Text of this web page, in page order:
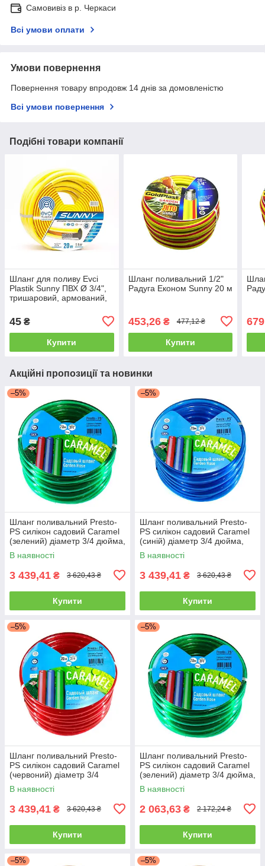
Самовивіз в р. Черкаси
Всі умови оплати
Умови повернення
Повернення товару впродовж 14 днів за домовленістю
Всі умови повернення
Подібні товари компанії
Шланг для поливу Evci
Plastik Sunny ПВХ Ø 3/4",
тришаровий, армований,
45 ₴
Купити
Шланг поливальний 1/2"
Радуга Економ Sunny 20 м
453,26₴ 477,12 ₴
Купити
Акційні пропозиції та новинки
–5%
Шланг поливальний Presto-
PS силікон садовий Caramel
(зелений) діаметр 3/4 дюйма,
довжина 50 м (CAR-3/4 50)
В наявності
3 439,41 ₴ 3 620,43 ₴
Купити
–5%
Шланг поливальний Presto-
PS силікон садовий Caramel
(синій) діаметр 3/4 дюйма,
довжина 50 м (CAR B-3/4 50)
В наявності
3 439,41 ₴ 3 620,43 ₴
Купити
–5%
Шланг поливальний Presto-
PS силікон садовий Caramel
(червоний) діаметр 3/4
дюйма, довжина 50 м (SE-3/4
50)
В наявності
3 439,41 ₴ 3 620,43 ₴
Купити
–5%
Шланг поливальний Presto-
PS силікон садовий Caramel
(зелений) діаметр 3/4 дюйма,
довжина 30 м (CAR-3/4 30)
В наявності
2 063,63 ₴ 2 172,24 ₴
Купити
–5% –5%